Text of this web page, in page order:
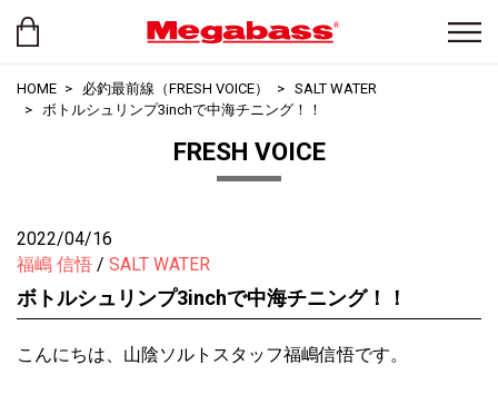
HOME 必釣最前線（FRESH VOICE）
SALT WATER
ボトルシュリンプ3inchで中海チニング！！
FRESH VOICE
2022/04/16
福嶋 信悟
SALT WATER
ボトルシュリンプ3inchで中海チニング！！
こんにちは、山陰ソルトスタッフ福嶋信悟です。